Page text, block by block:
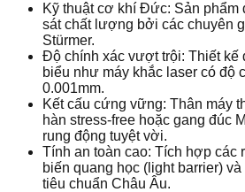
Kỹ thuật cơ khí Đức: Sản phẩm
sát chất lượng bởi các chuyên
Stürmer.
Độ chính xác vượt trội: Thiết kế
biểu như máy khắc laser có độ
0.001mm.
Kết cấu cứng vững: Thân máy
hàn stress-free hoặc gang đúc
rung động tuyệt vời.
Tính an toàn cao: Tích hợp các
biến quang học (light barrier)
tiêu chuẩn Châu Âu.